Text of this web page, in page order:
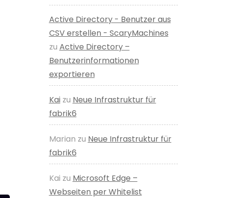
Active Directory - Benutzer aus
CSV erstellen - ScaryMachines
zu Active Directory –
Benutzerinformationen
exportieren
Kaizu Neue Infrastruktur für
fabrik6
Marian zu Neue Infrastruktur für
fabrik6
Kai zu Microsoft Edge –
Webseiten per Whitelist